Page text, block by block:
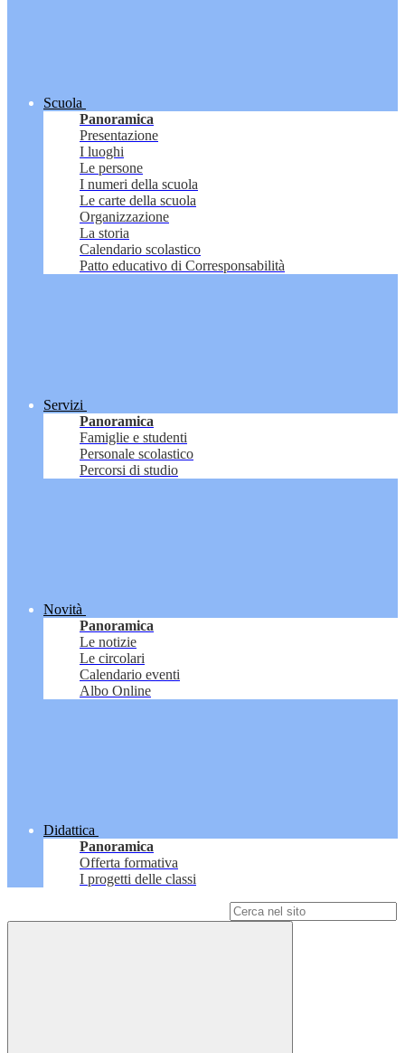
Scuola
Panoramica
Presentazione
I luoghi
Le persone
I numeri della scuola
Le carte della scuola
Organizzazione
La storia
Calendario scolastico
Patto educativo di Corresponsabilità
Servizi
Panoramica
Famiglie e studenti
Personale scolastico
Percorsi di studio
Novità
Panoramica
Le notizie
Le circolari
Calendario eventi
Albo Online
Didattica
Panoramica
Offerta formativa
I progetti delle classi